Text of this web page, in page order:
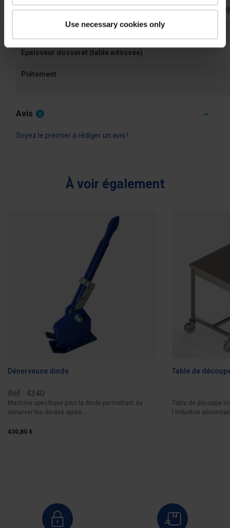
Use necessary cookies only
Hauteur ceinture inox de renfort sous plateau (table tout inox)
Hauteur dosseret (table adossée)
Epaisseur dosseret (table adossée)
Piétement
Avis 0
Soyez le premier à rédiger un avis !
À voir également
Dénerveuse dinde
Réf : 4340
Machine spécifique pour la dinde permettant de
dénerver les dindes après...
430,80 €
Table de
Table de découpe
l'industrie